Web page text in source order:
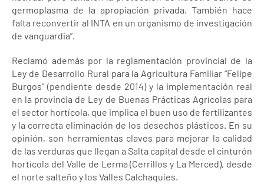
germoplasma de la apropiación privada. También hace
falta reconvertir al INTA en un organismo de investigación
de vanguardia”.
Reclamó además por la reglamentación provincial de la
Ley de Desarrollo Rural para la Agricultura Familiar “Felipe
Burgos” (pendiente desde 2014) y la implementación real
en la provincia de Ley de Buenas Prácticas Agrícolas para
el sector hortícola, que implica el buen uso de fertilizantes
y la correcta eliminación de los desechos plásticos. En su
opinión, son herramientas claves para mejorar la calidad
de las verduras que llegan a Salta capital desde el cinturón
hortícola del Valle de Lerma (Cerrillos y La Merced), desde
el norte salteño y los Valles Calchaquíes.